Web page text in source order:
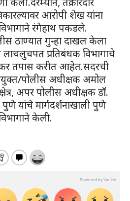
आरोपी शेख यांना
रंगेहाथ पकडले.
ठाण्यात गुन्हा दाखल केला
प्रतिबंधक विभागाचे
तपास करीत आहेत.सदरची
पोलीस अधीक्षक अमोल
अपर पोलीस अधीक्षक डॉ.
यांचे मार्गदर्शनाखाली पुणे
केली.